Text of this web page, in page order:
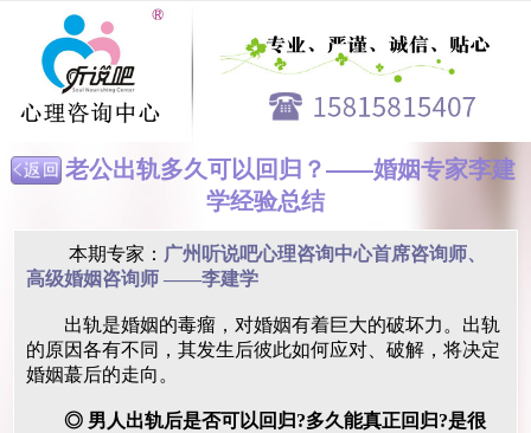
老公出轨多久可以回归？——婚姻专家李建
学经验总结
本期专家： 广州听说吧心理咨询中心首席咨询师、
高级婚姻咨询师 ——李建学
出轨是婚姻的毒瘤，对婚姻有着巨大的破坏力。出轨
的原因各有不同，其发生后彼此如何应对、破解，将决定
婚姻蕞后的走向。
◎ 男人出轨后是否可以回归?多久能真正回归?是很